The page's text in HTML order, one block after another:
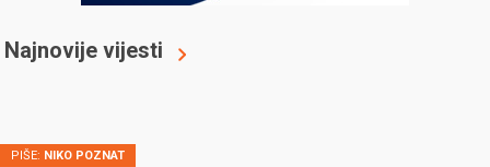
Najnovije vijesti
PIŠE: NIKO POZNAT